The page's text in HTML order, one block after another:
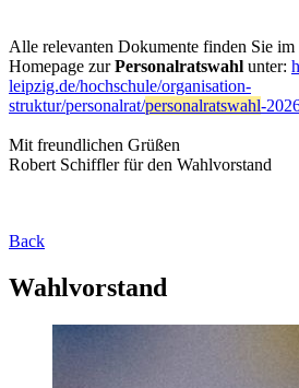
Alle relevanten Dokumente finden Sie im
Homepage zurPersonalratswahl unter:
leipzig.de/hochschule/organisation-
struktur/personalrat/personalratswahl-
Mit freundlichen Grüßen
Robert Schiffler für den Wahlvorstand
Back
Wahlvorstand